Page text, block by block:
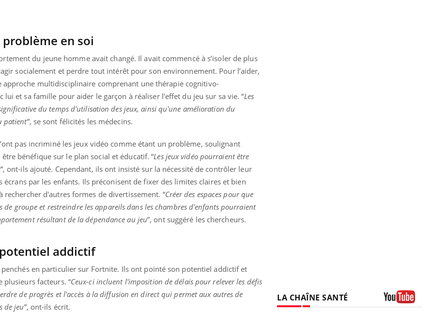
en soi
du jeune homme avait changé. Il avait commencé à s’isoler de plus
socialement et perdre tout intérêt pour son environnement. Pour l’aider,
approche multidisciplinaire comprenant une thérapie cognitivo-
et sa famille pour aider le garçon à réaliser l'effet du jeu sur sa vie. “Les
du temps d'utilisation des jeux, ainsi qu'une amélioration du
patient”, se sont félicités les médecins.
pas incriminé les jeux vidéo comme étant un problème, soulignant
bénéfique sur le plan social et éducatif. “Les jeux vidéo pourraient être
”, ont-ils ajouté. Cependant, ils ont insisté sur la nécessité de contrôler leur
par les enfants. Ils préconisent de fixer des limites claires et bien
rechercher d'autres formes de divertissement. “Créer des espaces pour que
groupe et restreindre les appareils dans les chambres d'enfants pourraient
résultant de la dépendance au jeu”, ont suggéré les chercheurs.
addictif
en particulier sur Fortnite. Ils ont pointé son potentiel addictif et
facteurs. “Ceux-ci incluent l'imposition de délais pour relever les défis
de progrès et l'accès à la diffusion en direct qui permet aux autres de
de jeu”, ont-ils écrit.
LA CHAÎNE SANTÉ